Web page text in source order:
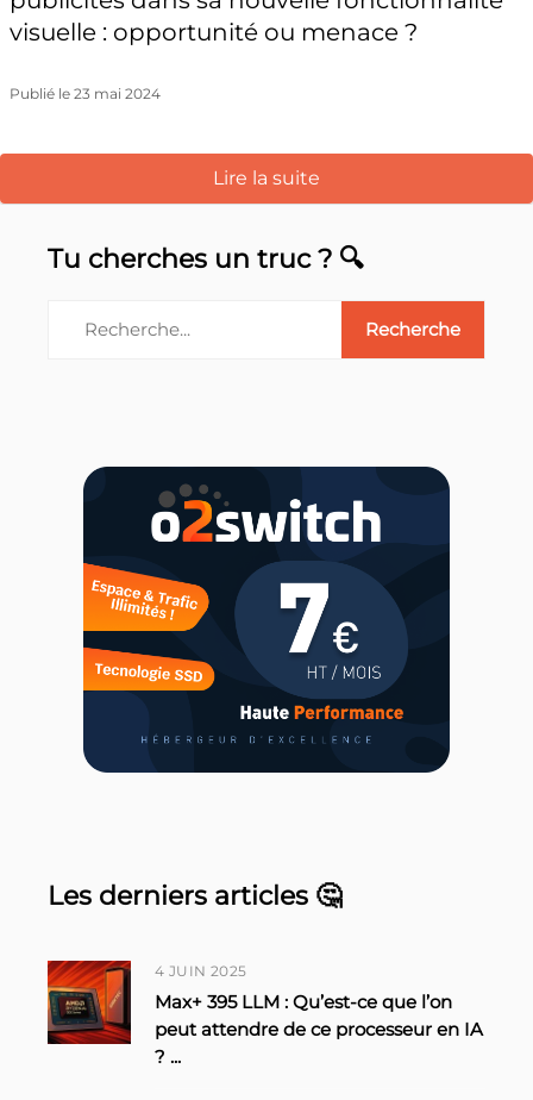
visuelle : opportunité ou menace ?
Publié le 23 mai 2024
Lire la suite
Tu cherches un truc ? 🔍
Les derniers articles 🤔
4 JUIN 2025
Max+ 395 LLM : Qu’est-ce que l’on
peut attendre de ce processeur en IA
? ...